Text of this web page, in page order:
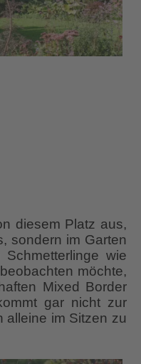
diesem Platz aus,
sondern im Garten
wie
möchte,
Mixed Border
gar nicht zur
alleine im Sitzen zu